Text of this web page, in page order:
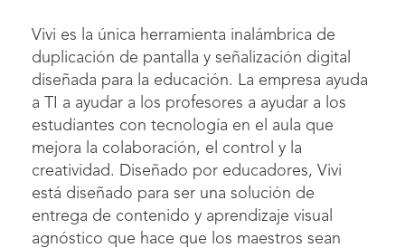
Vivi es la única herramienta inalámbrica de
duplicación de pantalla y señalización digital
diseñada para la educación. La empresa ayuda
a TI a ayudar a los profesores a ayudar a los
estudiantes con tecnología en el aula que
mejora la colaboración, el control y la
creatividad. Diseñado por educadores, Vivi
está diseñado para ser una solución de
entrega de contenido y aprendizaje visual
agnóstico que hace que los maestros sean